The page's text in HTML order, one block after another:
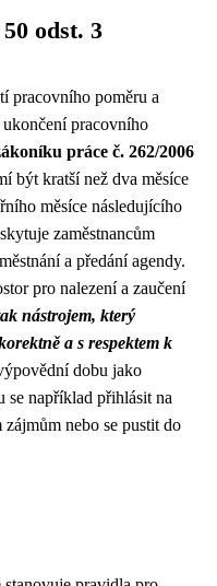
odst. 3
pracovního poměru a
pracovního
práce č. 262/2006
být kratší než dva měsíce
měsíce následujícího
zaměstnancům
a předání agendy.
pro nalezení a zaučení
nástrojem, který
a s respektem k
dobu jako
se například přihlásit na
nebo se pustit do